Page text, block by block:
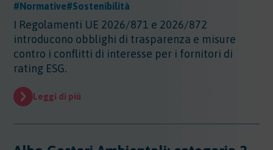
Regioni - Marche
Regioni - Molise
Regioni - Piemonte
Regioni - Puglia
Regioni - Sardegna
Regioni - Toscana
Sicurezza - Rischio chimico
Sicurezza - Rischio cancerogeno/mutageno
Sicurezza - Stress Lavoro-Correlato
Sicurezza - Seveso
Sicurezza - Prevenzione incendi
Sicurezza - Rumore
Sicurezza - Radiazioni ottiche
Sicurezza - Covid 19
Sostanze - Schede di Sicurezza
Sostanze - GHS/CLP/REACH
Trasporti
Trasporti
#Normative#Sostenibilità
I Regolamenti UE 2026/871 e 2026/872
introducono obblighi di trasparenza e misure
contro i conflitti di interesse per i fornitori di
rating ESG.
Leggi di più